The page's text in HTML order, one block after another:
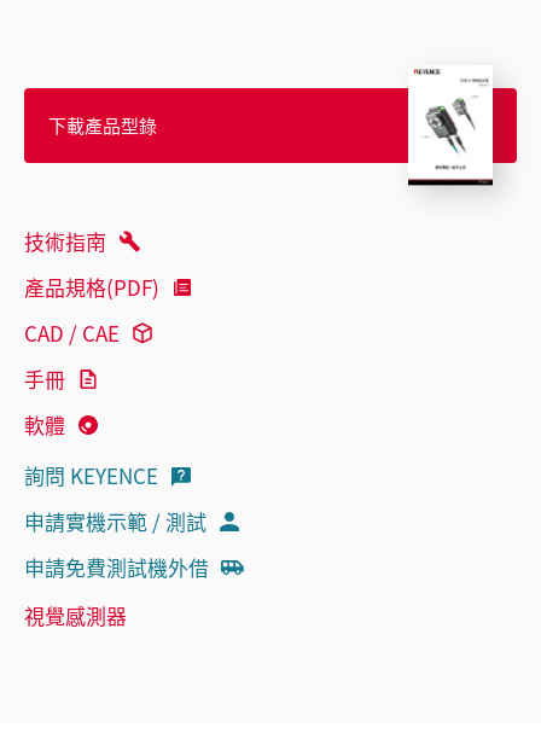
下載產品型錄
技術指南
產品規格(PDF)
CAD / CAE
手冊
軟體
詢問 KEYENCE
申請實機示範 / 測試
申請免費測試機外借
視覺感測器